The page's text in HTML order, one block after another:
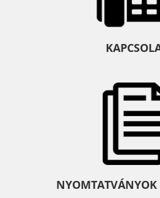
NYOMTATVÁNYOK